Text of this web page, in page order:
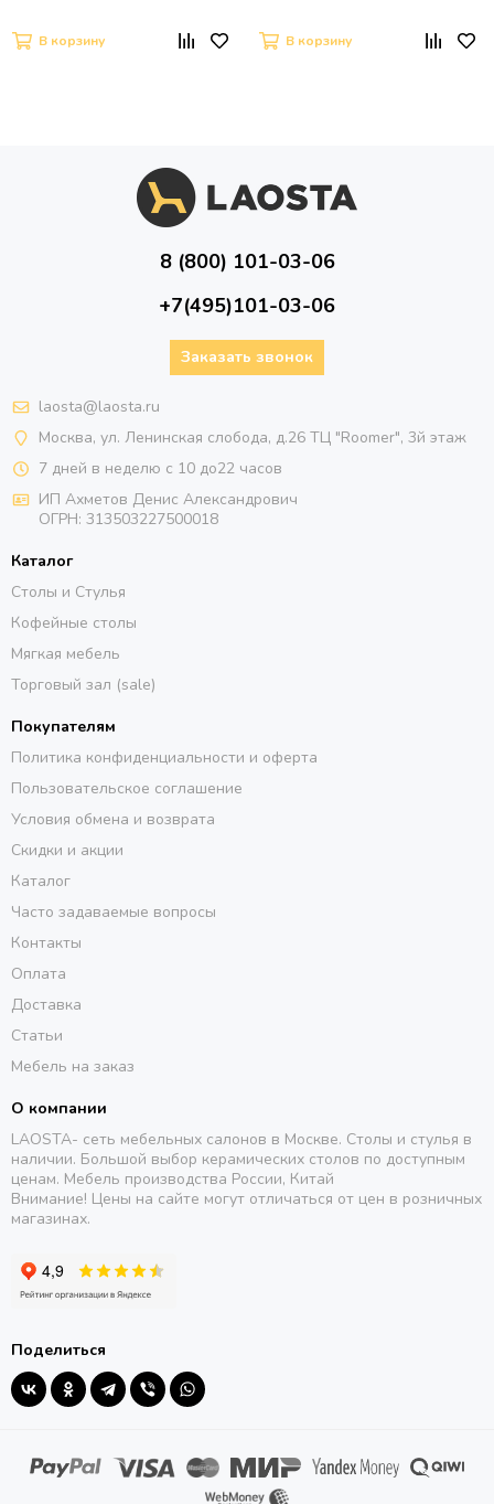
В корзину В корзину
8 (800) 101-03-06
+7(495)101-03-06
Заказать звонок
laosta@laosta.ru
Москва, ул. Ленинская слобода, д.26 ТЦ "Roomer", 3й этаж
7 дней в неделю с 10 до22 часов
ИП Ахметов Денис Александрович
ОГРН: 313503227500018
Каталог
Столы и Стулья
Кофейные столы
Мягкая мебель
Торговый зал (sale)
Покупателям
Политика конфиденциальности и оферта
Пользовательское соглашение
Условия обмена и возврата
Скидки и акции
Каталог
Часто задаваемые вопросы
Контакты
Оплата
Доставка
Статьи
Мебель на заказ
О компании
LAOSTA- сеть мебельных салонов в Москве. Столы и стулья в
наличии. Большой выбор керамических столов по доступным
ценам. Мебель производства России, Китай
Внимание! Цены на сайте могут отличаться от цен в розничных
магазинах.
Поделиться